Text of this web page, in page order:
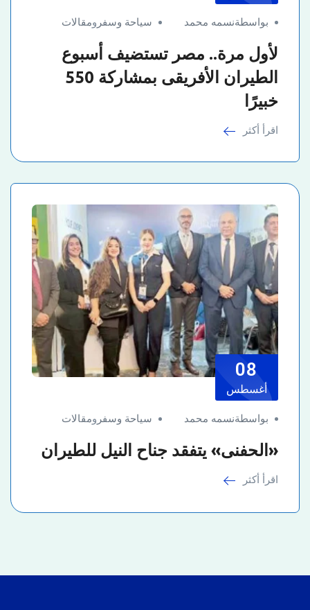
بواسطةنسمه محمد سياحة وسفر ومقالات
لأول مرة.. مصر تستضيف أسبوع
الطيران الأفريقى بمشاركة 550
خبيرًا
اقرأ أكثر
08
أغسطس
بواسطةنسمه محمد سياحة وسفر ومقالات
«الحفنى» يتفقد جناح النيل للطيران
اقرأ أكثر